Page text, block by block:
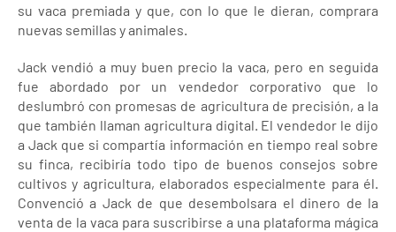
su vaca premiada y que, con lo que le dieran, comprara
nuevas semillas y animales.
Jack vendió a muy buen precio la vaca, pero en seguida
fue abordado por un vendedor corporativo que lo
deslumbró con promesas de agricultura de precisión, a la
que también llaman agricultura digital. El vendedor le dijo
a Jack que si compartía información en tiempo real sobre
su finca, recibiría todo tipo de buenos consejos sobre
cultivos y agricultura, elaborados especialmente para él.
Convenció a Jack de que desembolsara el dinero de la
venta de la vaca para suscribirse a una plataforma mágica